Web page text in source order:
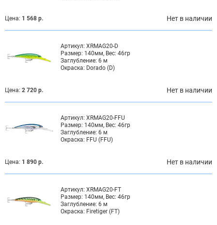
Цена: 1 568 р. Нет в наличии
Артикул: XRMAG20-D
Размер: 140мм, Вес: 46гр
Заглубление: 6 м
Окраска: Dorado (D)
Цена: 2 720 р. Нет в наличии
Артикул: XRMAG20-FFU
Размер: 140мм, Вес: 46гр
Заглубление: 6 м
Окраска: FFU (FFU)
Цена: 1 890 р. Нет в наличии
Артикул: XRMAG20-FT
Размер: 140мм, Вес: 46гр
Заглубление: 6 м
Окраска: Firetiger (FT)